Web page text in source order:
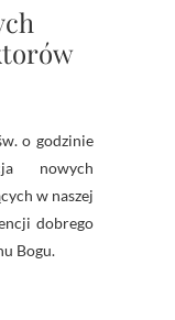
nowych
w naszej
dobrego
Bogu.